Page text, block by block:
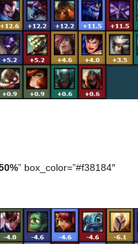
” box_color=”#f38184″